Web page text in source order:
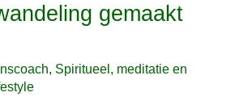
gemaakt
, Spiritueel, meditatie en